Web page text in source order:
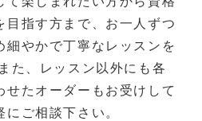
目指す方まで、お一人ずつ
細やかで丁寧なレッスンを
また、レッスン以外にも各
せたオーダーもお受けして
ご相談下さい。